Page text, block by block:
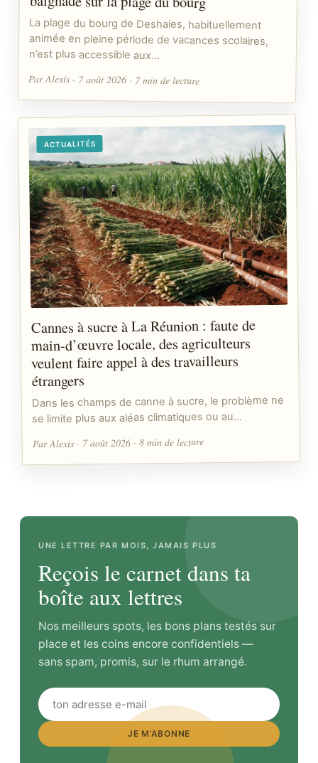
La plage du bourg de Deshaies, habituellement
animée en pleine période de vacances scolaires,
n’est plus accessible aux…
Par Alexis · 7 août 2026 · 7 min de lecture
ACTUALITÉS
Cannes à sucre à La Réunion : faute de
main-d’œuvre locale, des agriculteurs
veulent faire appel à des travailleurs
étrangers
Dans les champs de canne à sucre, le problème ne
se limite plus aux aléas climatiques ou au…
Par Alexis · 7 août 2026 · 8 min de lecture
UNE LETTRE PAR MOIS, JAMAIS PLUS
Reçois le carnet dans ta
boîte aux lettres
Nos meilleurs spots, les bons plans testés sur
place et les coins encore confidentiels —
sans spam, promis, sur le rhum arrangé.
JE M’ABONNE